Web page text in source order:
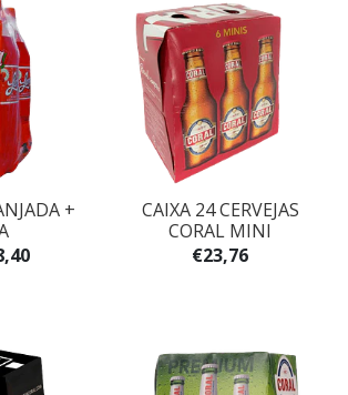
+
CAIXA 24 CERVEJAS
CORAL MINI
€23,76